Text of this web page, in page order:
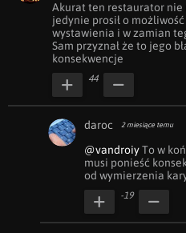
Akurat ten restaurator nie
jedynie prosił o
wystawienia i w zamian
Sam przyznał że to jego
konsekwencje
44
daroc 2 miesiące temu
@vandroiy To w
musi ponieść
od wymierzenia
-19